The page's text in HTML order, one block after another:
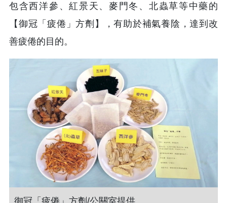
包含西洋參、紅景天、麥門冬、北蟲草等中藥的
【御冠「疲倦」方劑】，有助於補氣養陰，達到改
善疲倦的目的。